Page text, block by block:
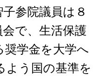
参院議員は８
で、生活保護
奨学金を大学へ
よう国の基準を